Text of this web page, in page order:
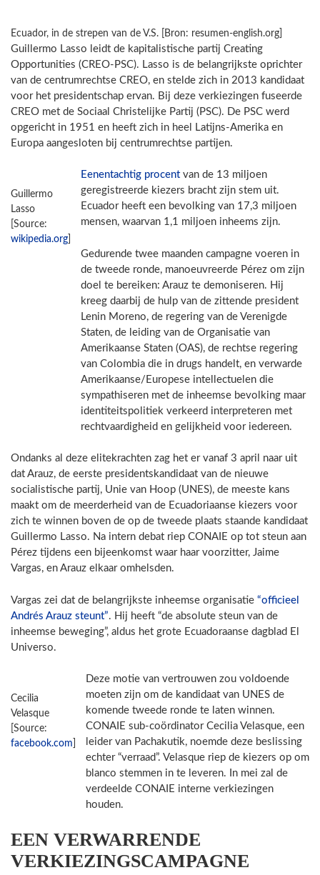
Ecuador, in de strepen van de V.S. [Bron: resumen-english.org]
Guillermo Lasso leidt de kapitalistische partij Creating
Opportunities (CREO-PSC). Lasso is de belangrijkste oprichter
van de centrumrechtse CREO, en stelde zich in 2013 kandidaat
voor het presidentschap ervan. Bij deze verkiezingen fuseerde
CREO met de Sociaal Christelijke Partij (PSC). De PSC werd
opgericht in 1951 en heeft zich in heel Latijns-Amerika en
Europa aangesloten bij centrumrechtse partijen.
Guillermo
Lasso
[Source:
wikipedia.org
Eenentachtig procent van de 13 miljoen
geregistreerde kiezers bracht zijn stem uit.
Ecuador heeft een bevolking van 17,3 miljoen
mensen, waarvan 1,1 miljoen inheems zijn.
Gedurende twee maanden campagne voeren in
de tweede ronde, manoeuvreerde Pérez om zijn
doel te bereiken: Arauz te demoniseren. Hij
kreeg daarbij de hulp van de zittende president
Lenin Moreno, de regering van de Verenigde
Staten, de leiding van de Organisatie van
Amerikaanse Staten (OAS), de rechtse regering
van Colombia die in drugs handelt, en verwarde
Amerikaanse/Europese intellectuelen die
sympathiseren met de inheemse bevolking maar
identiteitspolitiek verkeerd interpreteren met
rechtvaardigheid en gelijkheid voor iedereen.
Ondanks al deze elitekrachten zag het er vanaf 3 april naar uit
dat Arauz, de eerste presidentskandidaat van de nieuwe
socialistische partij, Unie van Hoop (UNES), de meeste kans
maakt om de meerderheid van de Ecuadoriaanse kiezers voor
zich te winnen boven de op de tweede plaats staande kandidaat
Guillermo Lasso. Na intern debat riep CONAIE op tot steun aan
Pérez tijdens een bijeenkomst waar haar voorzitter, Jaime
Vargas, en Arauz elkaar omhelsden.
Vargas zei dat de belangrijkste inheemse organisatie “officieel
Andrés Arauz steunt”. Hij heeft “de absolute steun van de
inheemse beweging”, aldus het grote Ecuadoraanse dagblad El
Universo.
Cecilia
Velasque
[Source:
facebook.com
Deze motie van vertrouwen zou voldoende
moeten zijn om de kandidaat van UNES de
komende tweede ronde te laten winnen.
CONAIE sub-coördinator Cecilia Velasque, een
leider van Pachakutik, noemde deze beslissing
echter “verraad”. Velasque riep de kiezers op om
blanco stemmen in te leveren. In mei zal de
verdeelde CONAIE interne verkiezingen
houden.
EEN VERWARRENDE
VERKIEZINGSCAMPAGNE